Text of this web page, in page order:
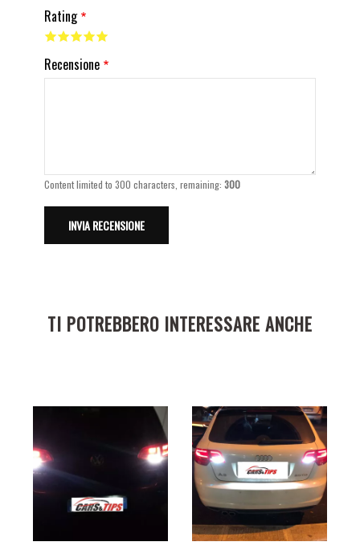
Rating
Recensione
Content limited to 300 characters, remaining:300
TI POTREBBERO INTERESSARE ANCHE